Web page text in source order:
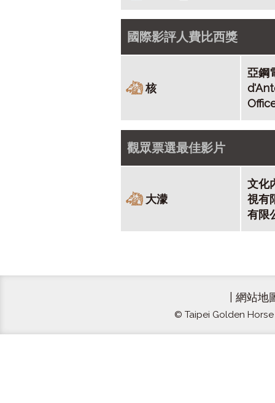
國際影評人費比西獎
核
亞鋼
觀眾票選最佳影片
大濛
文化
視有
有限
網站地
© Taipei Golden